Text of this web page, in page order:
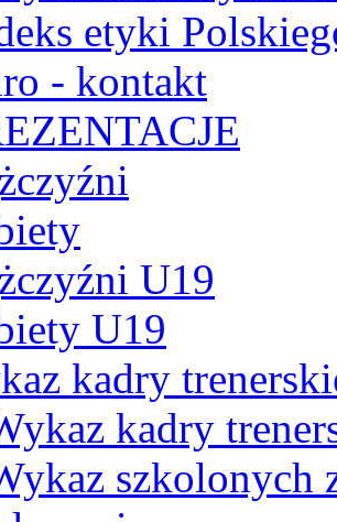
etyki
- kontakt
U19
U19
kadry
kadry
szkolonych